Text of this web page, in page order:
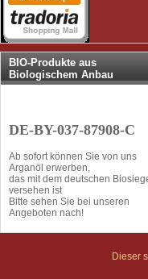
BIO-Produkte aus
Biologischem Anbau
DE-BY-037-87908-C
Ab sofort können Sie von uns
Arganöl erwerben,
das mit dem deutschen
versehen ist
Bitte sehen Sie bei unseren
Angeboten nach!
Dieser